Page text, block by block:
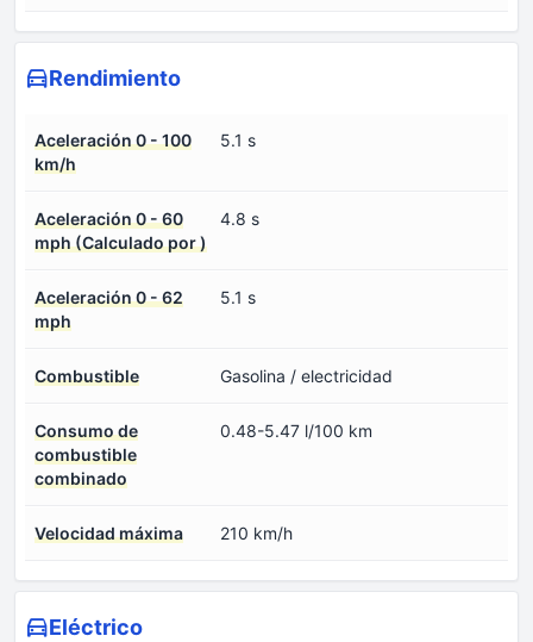
Rendimiento
Aceleración 0 - 100
km/h
5.1 s
Aceleración 0 - 60
mph (Calculado por )
4.8 s
Aceleración 0 - 62
mph
5.1 s
Combustible Gasolina / electricidad
Consumo de
combustible
combinado
0.48-5.47 l/100 km
Velocidad máxima 210 km/h
Eléctrico